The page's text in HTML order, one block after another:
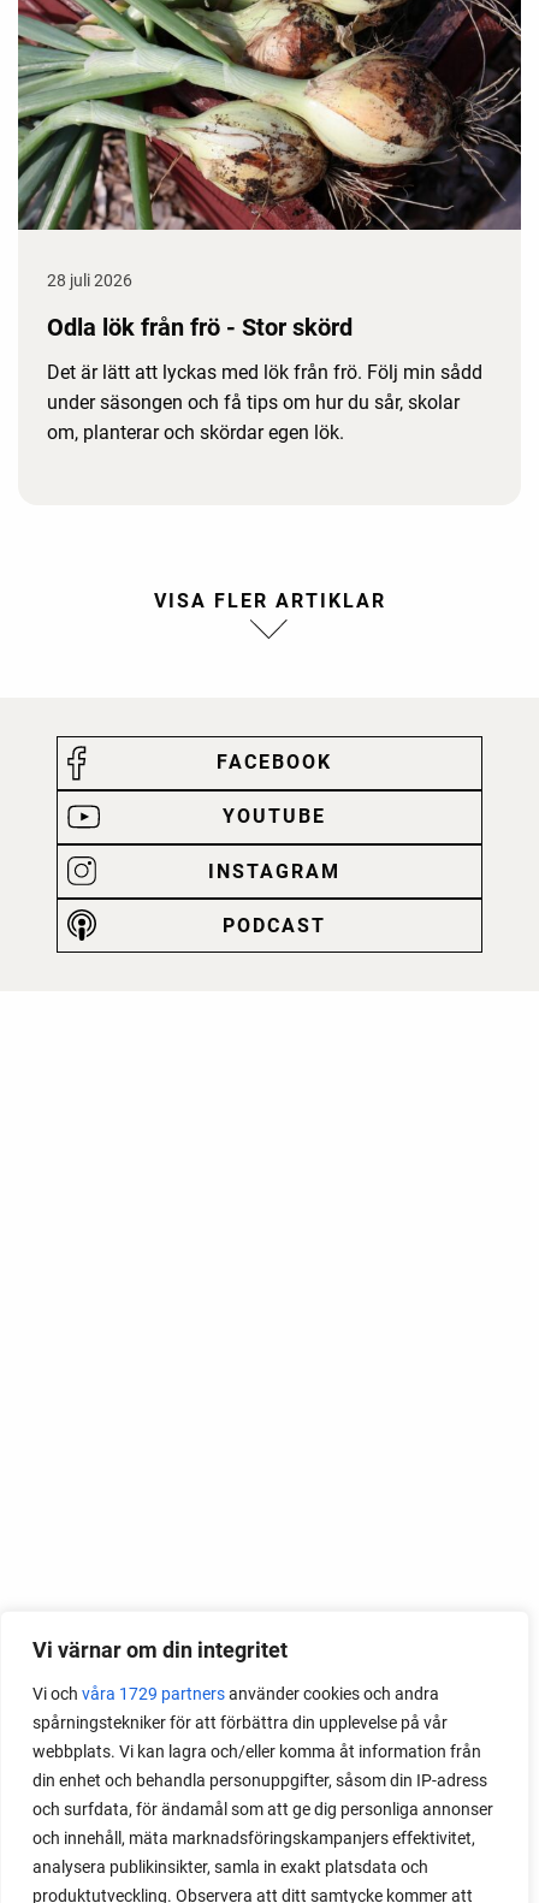
Vi värnar om din integritet
Vi och våra 1729 partnersanvänder cookies och andra
spårningstekniker för att förbättra din upplevelse på vår
webbplats. Vi kan lagra och/eller komma åt information från
din enhet och behandla personuppgifter, såsom din IP-adress
och surfdata, för ändamål som att ge dig personliga annonser
och innehåll, mäta marknadsföringskampanjers effektivitet,
analysera publikinsikter, samla in exakt platsdata och
produktutveckling. Observera att ditt samtycke kommer att
28 juli 2026
Odla lök från frö - Stor skörd
Det är lätt att lyckas med lök från frö. Följ min sådd
under säsongen och få tips om hur du sår, skolar
om, planterar och skördar egen lök.
FACEBOOK
YOUTUBE
INSTAGRAM
PODCAST